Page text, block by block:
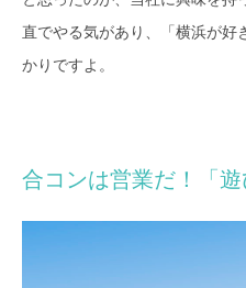
直でやる気があり、「横浜が好
かりですよ。
合コンは営業だ！「